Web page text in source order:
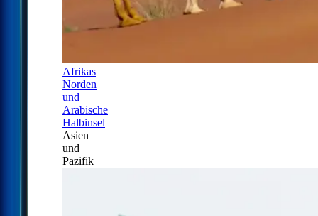
Afrikas
Norden
und
Arabische
Halbinsel
Asien
und
Pazifik